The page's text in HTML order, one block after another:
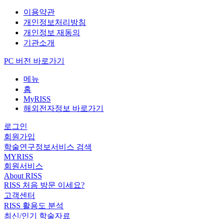
이용약관
개인정보처리방침
개인정보 재동의
기관소개
PC 버전 바로가기
메뉴
홈
MyRISS
해외전자정보 바로가기
로그인
회원가입
학술연구정보서비스 검색
MYRISS
회원서비스
About RISS
RISS 처음 방문 이세요?
고객센터
RISS 활용도 분석
최신/인기 학술자료